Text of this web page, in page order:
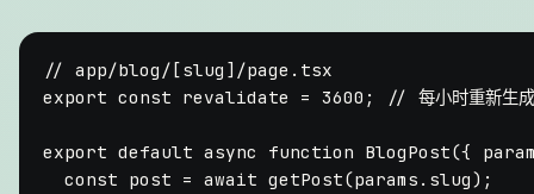
// app/blog/[slug]/page.tsx
export const revalidate = 3600 ; // 每小时重新生成
export default async function BlogPost({
const post = await getPost(params. slug);